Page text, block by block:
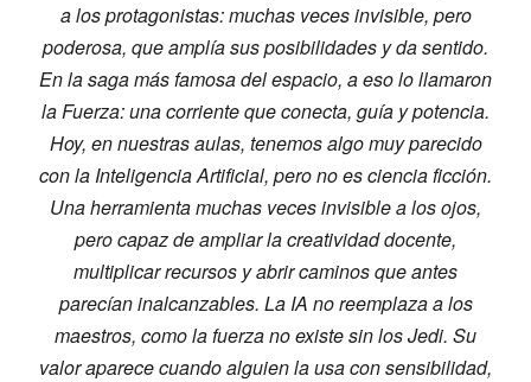
a los protagonistas: muchas veces invisible, pero
poderosa, que amplía sus posibilidades y da sentido.
En la saga más famosa del espacio, a eso lo llamaron
la Fuerza: una corriente que conecta, guía y potencia.
Hoy, en nuestras aulas, tenemos algo muy parecido
con la Inteligencia Artificial, pero no es ciencia ficción.
Una herramienta muchas veces invisible a los ojos,
pero capaz de ampliar la creatividad docente,
multiplicar recursos y abrir caminos que antes
parecían inalcanzables. La IA no reemplaza a los
maestros, como la fuerza no existe sin los Jedi. Su
valor aparece cuando alguien la usa con sensibilidad,